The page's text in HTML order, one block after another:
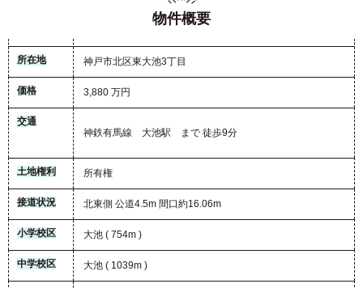
物件概要
所在地 神戸市北区東大池3丁目
価格 3,880 万円
交通
神鉄有馬線 大池駅 まで 徒歩9分
土地権利 所有権
接道状況 北東側 公道4.5m 間口約16.06m
小学校区 大池 ( 754m )
中学校区 大池 ( 1039m )